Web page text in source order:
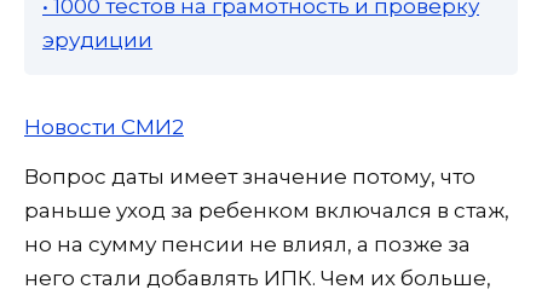
• 1000 тестов на грамотность и проверку
эрудиции
Новости СМИ2
Вопрос даты имеет значение потому, что
раньше уход за ребенком включался в стаж,
но на сумму пенсии не влиял, а позже за
него стали добавлять ИПК. Чем их больше,